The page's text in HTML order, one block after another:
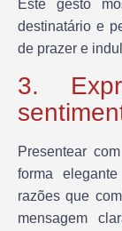
Este gesto
destinatário e
de prazer e
3.
Presentear
forma
razões que
mensagem